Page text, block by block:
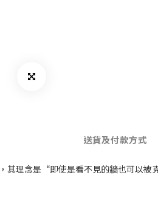
送貨及付款方式
其理念是“即使是看不見的牆也可以被